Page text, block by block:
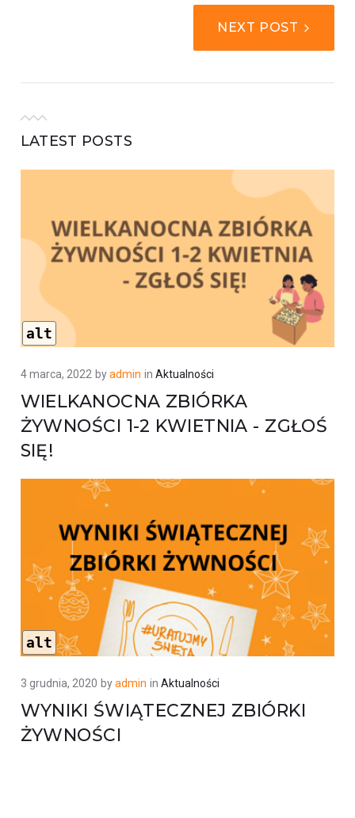
NEXT POST
LATEST POSTS
alt
4 marca, 2022 byadmin in Aktualności
WIELKANOCNA ZBIÓRKA
ŻYWNOŚCI 1-2 KWIETNIA - ZGŁOŚ
SIĘ!
alt
3 grudnia, 2020 byadmin in Aktualności
WYNIKI ŚWIĄTECZNEJ ZBIÓRKI
ŻYWNOŚCI